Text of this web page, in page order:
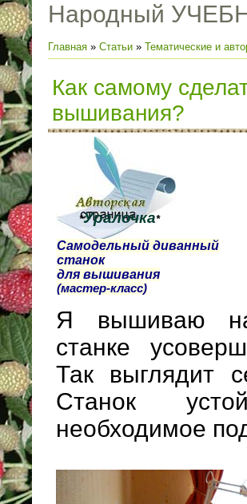
Народный
Главная » Статьи » Тематические и
Как самому
вышивания?
*Уралочка*
Самодельный диванный
станок
для вышивания
(мастер-класс)
Я вышиваю
станке
Так выглядит
Станок
необходимое